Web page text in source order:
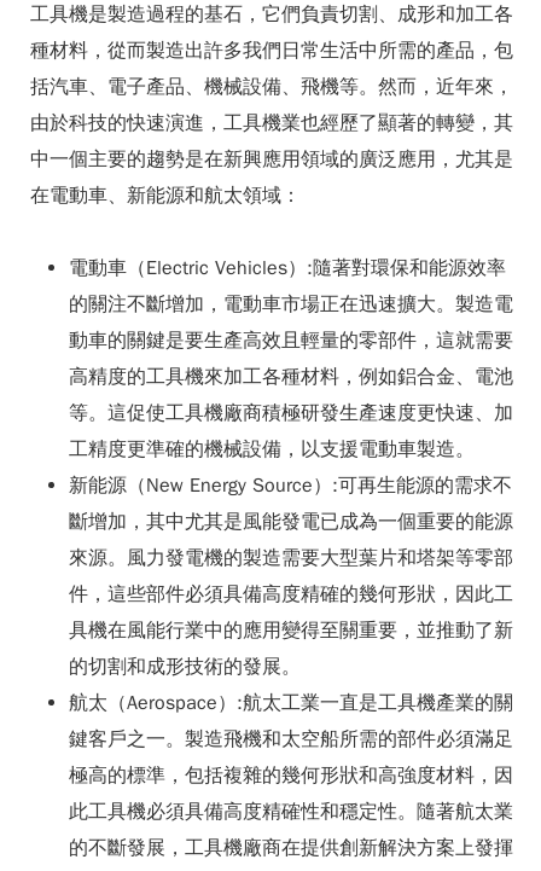
工具機是製造過程的基石，它們負責切割、成形和加工各
種材料，從而製造出許多我們日常生活中所需的產品，包
括汽車、電子產品、機械設備、飛機等。然而，近年來，
由於科技的快速演進，工具機業也經歷了顯著的轉變，其
中一個主要的趨勢是在新興應用領域的廣泛應用，尤其是
在電動車、新能源和航太領域：
電動車（Electric Vehicles）:隨著對環保和能源效率
的關注不斷增加，電動車市場正在迅速擴大。製造電
動車的關鍵是要生產高效且輕量的零部件，這就需要
高精度的工具機來加工各種材料，例如鋁合金、電池
等。這促使工具機廠商積極研發生產速度更快速、加
工精度更準確的機械設備，以支援電動車製造。
新能源（New Energy Source）:可再生能源的需求不
斷增加，其中尤其是風能發電已成為一個重要的能源
來源。風力發電機的製造需要大型葉片和塔架等零部
件，這些部件必須具備高度精確的幾何形狀，因此工
具機在風能行業中的應用變得至關重要，並推動了新
的切割和成形技術的發展。
航太（Aerospace）:航太工業一直是工具機產業的關
鍵客戶之一。製造飛機和太空船所需的部件必須滿足
極高的標準，包括複雜的幾何形狀和高強度材料，因
此工具機必須具備高度精確性和穩定性。隨著航太業
的不斷發展，工具機廠商在提供創新解決方案上發揮